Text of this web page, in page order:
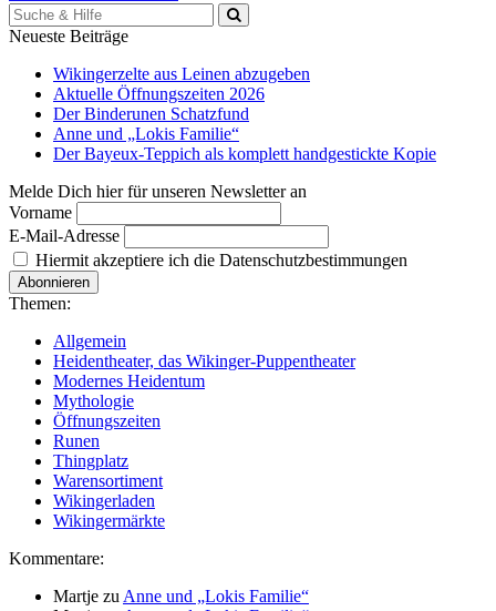
Suche
für:
Neueste Beiträge
Wikingerzelte aus Leinen abzugeben
Aktuelle Öffnungszeiten 2026
Der Binderunen Schatzfund
Anne und „Lokis Familie“
Der Bayeux-Teppich als komplett handgestickte Kopie
Melde Dich hier für unseren Newsletter an
Vorname
E-Mail-Adresse
Hiermit akzeptiere ich die Datenschutzbestimmungen
Themen:
Allgemein
Heidentheater, das Wikinger-Puppentheater
Modernes Heidentum
Mythologie
Öffnungszeiten
Runen
Thingplatz
Warensortiment
Wikingerladen
Wikingermärkte
Kommentare:
Martje zu Anne und „Lokis Familie“